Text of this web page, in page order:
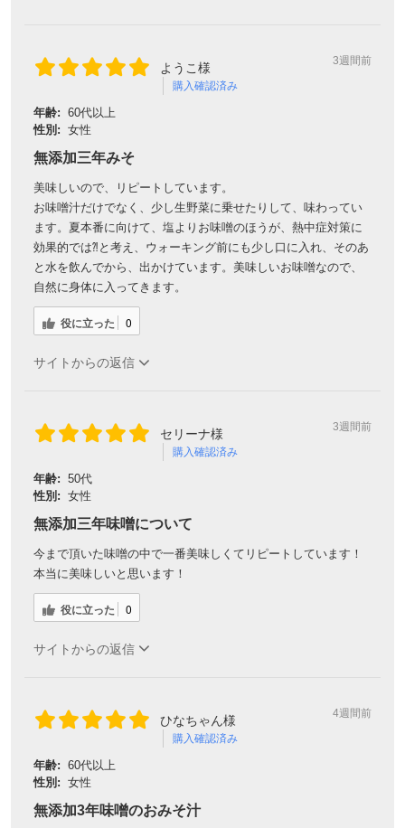
ようこ様
購入確認済み
3週間前
年齢: 60代以上
性別: 女性
無添加三年みそ
美味しいので、リピートしています。
お味噌汁だけでなく、少し生野菜に乗せたりして、味わってい
ます。夏本番に向けて、塩よりお味噌のほうが、熱中症対策に
効果的では⁈と考え、ウォーキング前にも少し口に入れ、そのあ
と水を飲んでから、出かけています。美味しいお味噌なので、
自然に身体に入ってきます。
役に立った 0
サイトからの返信
セリーナ様
購入確認済み
3週間前
年齢: 50代
性別: 女性
無添加三年味噌について
今まで頂いた味噌の中で一番美味しくてリピートしています！
本当に美味しいと思います！
役に立った 0
サイトからの返信
ひなちゃん様
購入確認済み
4週間前
年齢: 60代以上
性別: 女性
無添加3年味噌のおみそ汁